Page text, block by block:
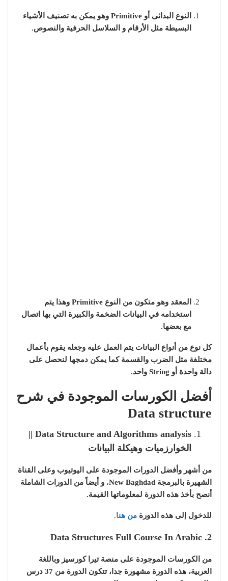
النوع البدائى أو Primitive وهو يمكن به تصنيف الأشياء
البسيطة مثل الأرقام و السلاسل الحرفية والنصوص.
المعقد وهو متكون من النوع Primitive وهذا يتم
استخدامه في البيانات الضخمة والكبيرة التي بها اتصال
مع بعضها.
كل نوع من أنواع البيانات يتم العمل عليه وجعله يقوم بأعمال
مختلفة مثل الضرب والقسمة كما يمكن دمجها لنحصل على
دالة واحدة أو String واحد.
أفضل الكورسات الموجودة في شرح
Data structure
Data Structure and Algorithms analysis ||
الخوارزميات وهيكلة البيانات
من أشهر وأفضل الدورات الموجودة على اليوتيوب وعلى القناة
الشهيرة بالبرمجة New Baghdad
، و أيضاً من الدورات الشاملة
أنصح بأخذ هذه الدورة لمعلوماتها القيمة.
للدخول إلى هذه الدورة من هنا.
2. Data Structures Full Course In Arabic
من الكورسات الموجودة على منصة تيرا كورسيز وباللغة
العربية، هذه الدورة مشهورة جدا، تتكون الدورة من 37 درس